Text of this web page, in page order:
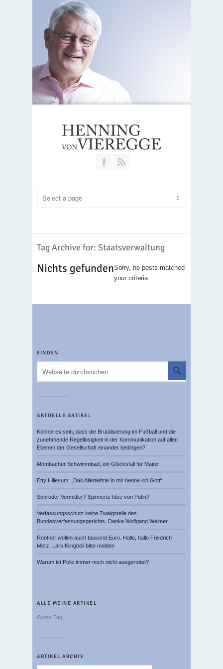
Join our Facebook Group
Tag Archive for: Staatsverwaltung
Nichts gefundenSorry, no posts matched
your criteria
FINDEN
AKTUELLE ARTIKEL
Könnte es sein, dass die Brutalisierung im Fußball und die
zunehmende Regellosigkeit in der Kommunikation auf allen
Ebenen der Gesellschaft einander bedingen?
Mombacher Schwimmbad, ein Glücksfall für Mainz
Etty Hillesum: „Das Allertiefste in mir nenne ich Gott“
Schröder Vermittler? Spinnerte Idee von Putin?
Verfassungsschutz keine Zweigstelle des
Bundesverfassungsgerichts. Danke Wolfgang Weimer
Rentner wollen auch tausend Euro. Hallo, hallo Friedrich
Merz, Lars Klingbeil bitte melden
Warum ist Polio immer noch nicht ausgerottet?
ALLE MEINE ARTIKEL
Guten Tag
ARTIKEL ARCHIV